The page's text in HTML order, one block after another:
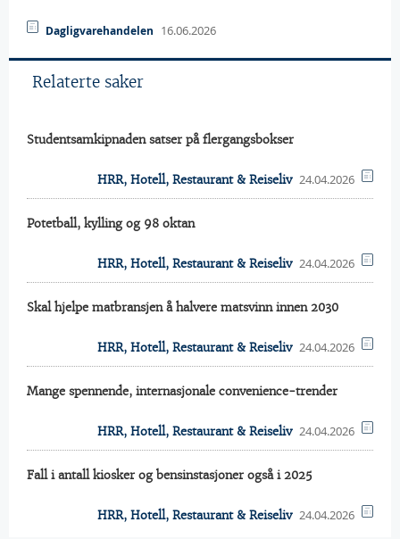
Dagligvarehandelen 16.06.2026
Relaterte saker
Studentsamkipnaden satser på flergangsbokser
HRR, Hotell, Restaurant & Reiseliv 24.04.2026
Potetball, kylling og 98 oktan
HRR, Hotell, Restaurant & Reiseliv 24.04.2026
Skal hjelpe matbransjen å halvere matsvinn innen 2030
HRR, Hotell, Restaurant & Reiseliv 24.04.2026
Mange spennende, internasjonale convenience-trender
HRR, Hotell, Restaurant & Reiseliv 24.04.2026
Fall i antall kiosker og bensinstasjoner også i 2025
HRR, Hotell, Restaurant & Reiseliv 24.04.2026